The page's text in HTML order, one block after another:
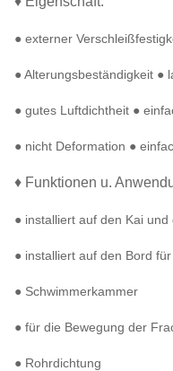
● externer
● Alterungsbeständigkeit ●
● gutes Luftdichtheit ●
● nicht Deformation ●
♦ Funktionen u.
● installiert auf den Kai
● installiert auf den Bord
● Schwimmerkammer
● für die Bewegung der
● Rohrdichtung